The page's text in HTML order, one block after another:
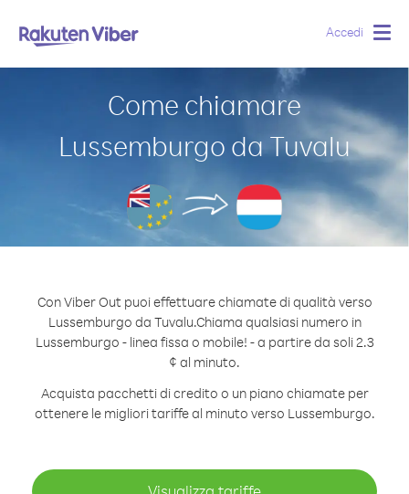
Accedi
Come chiamare
Lussemburgo da Tuvalu
Con Viber Out puoi effettuare chiamate di qualità verso
Lussemburgo da Tuvalu.Chiama qualsiasi numero in
Lussemburgo - linea fissa o mobile! - a partire da soli 2.3
¢ al minuto.
Acquista pacchetti di credito o un piano chiamate per
ottenere le migliori tariffe al minuto verso Lussemburgo.